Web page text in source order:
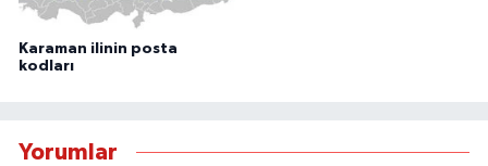
Karaman ilinin posta
kodları
Yorumlar